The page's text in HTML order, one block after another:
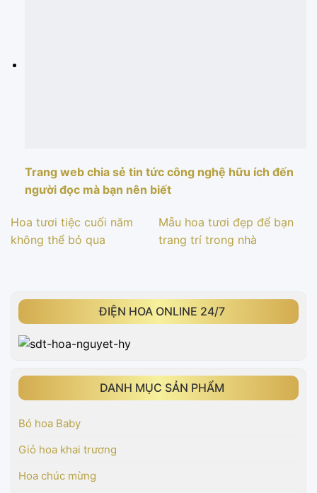
Trang web chia sẻ tin tức công nghệ hữu ích đến
người đọc mà bạn nên biết
Hoa tươi tiệc cuối năm
không thể bỏ qua
Mẫu hoa tươi đẹp để bạn
trang trí trong nhà
ĐIỆN HOA ONLINE 24/7
DANH MỤC SẢN PHẨM
Bó hoa Baby
Giỏ hoa khai trương
Hoa chúc mừng